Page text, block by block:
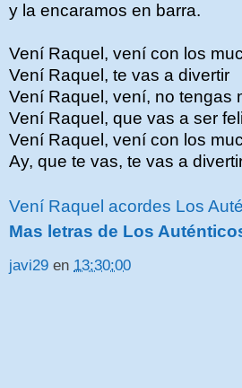
y la encaramos en barra.
Vení Raquel, vení con los
Vení Raquel, te vas a divertir
Vení Raquel, vení, no tengas
Vení Raquel, que vas a ser
Vení Raquel, vení con los
Ay, que te vas, te vas a
Vení Raquel acordes Los
Mas letras de Los
javi29 en 13:30:00